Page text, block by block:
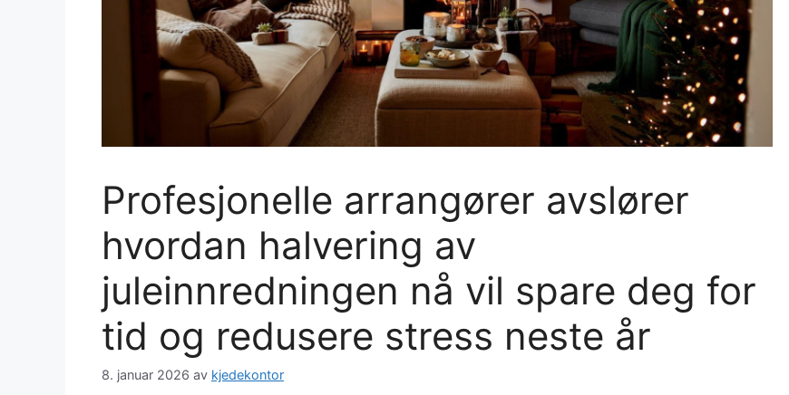
Profesjonelle arrangører avslører
hvordan halvering av
juleinnredningen nå vil spare deg for
tid og redusere stress neste år
8. januar 2026 av kjedekontor